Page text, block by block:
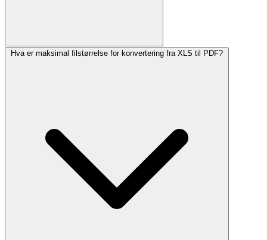
Hva er maksimal filstørrelse for konvertering fra XLS til PDF?